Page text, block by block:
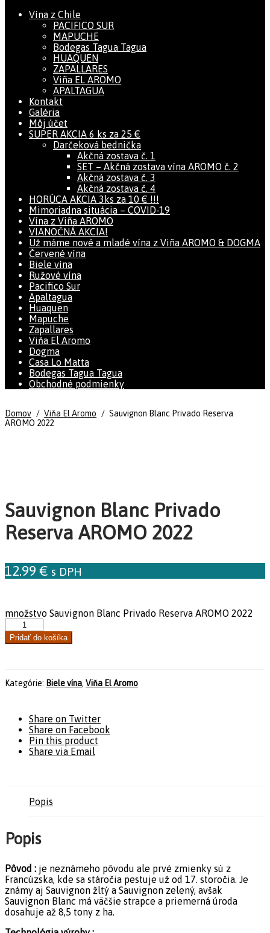
Vína z Chile
PACIFICO SUR
MAPUCHE
Bodegas Tagua Tagua
HUAQUEN
ZAPALLARES
Viña EL AROMO
APALTAGUA
Kontakt
Galéria
Môj účet
SUPER AKCIA 6 ks za 25 €
Darčeková bednička
Akčná zostava č. 1
SET – Akčná zostava vína AROMO č. 2
Akčná zostava č. 3
Akčná zostava č. 4
HORÚCA AKCIA 3ks za 10 € !!!
Mimoriadna situácia – COVID-19
Vína z Viña AROMO
VIANOČNÁ AKCIA!
Už máme nové a mladé vína z Viña AROMO & DOGMA
Červené vína
Biele vína
Ružové vína
Pacifico Sur
Apaltagua
Huaquen
Mapuche
Zapallares
Viňa El Aromo
Dogma
Casa Lo Matta
Bodegas Tagua Tagua
Obchodné podmienky
Domov / Viňa El Aromo / Sauvignon Blanc Privado Reserva
AROMO 2022
Sauvignon Blanc Privado
Reserva AROMO 2022
12.99 € s DPH
množstvo Sauvignon Blanc Privado Reserva AROMO 2022
Pridať do košíka
Kategórie: Biele vína, Viňa El Aromo
Share on Twitter
Share on Facebook
Pin this product
Share via Email
Popis
Popis
Pôvod : je neznámeho pôvodu ale prvé zmienky sú z
Francúzska, kde sa stáročia pestuje už od 17. storočia. Je
známy aj Sauvignon žltý a Sauvignon zelený, avšak
Sauvignon Blanc má väčšie strapce a priemerná úroda
dosahuje až 8,5 tony z ha.